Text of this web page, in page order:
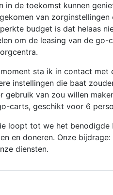
in de toekomst kunnen
van
budget is dat helaas
om de leasing van de
sta ik in contact met
instellingen die baat
gebruik van zou willen
carts, geschikt voor 6
loopt tot we het
en doneren. Onze
diensten.